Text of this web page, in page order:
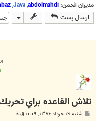
مدیران انجمن: abdolmahdi
,
Java
,
ارسال پست
تلاش القاعده براي
شنبه ۱۹ خرداد ۱۳۸۶, ۱۰:۰۹ ق.ظ